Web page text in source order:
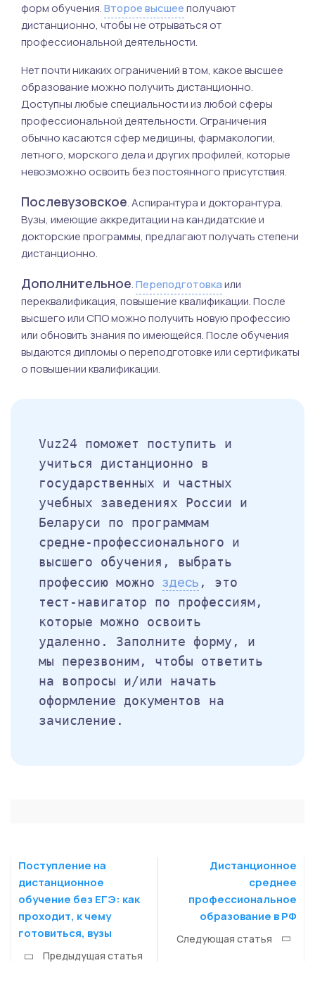
форм обучения.Второе высшееполучают
дистанционно, чтобы не отрываться от
профессиональной деятельности.
Нет почти никаких ограничений в том, какое высшее
образование можно получить дистанционно.
Доступны любые специальности из любой сферы
профессиональной деятельности. Ограничения
обычно касаются сфер медицины, фармакологии,
летного, морского дела и других профилей, которые
невозможно освоить без постоянного присутствия.
Послевузовское. Аспирантура и докторантура.
Вузы, имеющие аккредитации на кандидатские и
докторские программы, предлагают получать степени
дистанционно.
Дополнительное.Переподготовкаили
переквалификация, повышение квалификации. После
высшего или СПО можно получить новую профессию
или обновить знания по имеющейся. После обучения
выдаются дипломы о переподготовке или сертификаты
о повышении квалификации.
Vuz24 поможет поступить и
учиться дистанционно в
государственных и частных
учебных заведениях России и
Беларуси по программам
средне-профессионального и
высшего обучения, выбрать
профессию можно здесь , это
тест-навигатор по профессиям,
которые можно освоить
удаленно. Заполните форму, и
мы перезвоним, чтобы ответить
на вопросы и/или начать
оформление документов на
зачисление.
Поступление на
дистанционное
обучение без ЕГЭ: как
проходит, к чему
готовиться, вузы
Предыдущая статья
Дистанционное
среднее
профессиональное
образование в РФ
Следующая статья